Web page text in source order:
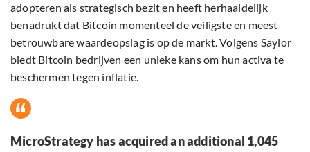
adopteren als strategisch bezit en heeft herhaaldelijk
benadrukt dat Bitcoin momenteel de veiligste en meest
betrouwbare waardeopslag is op de markt. Volgens Saylor
biedt Bitcoin bedrijven een unieke kans om hun activa te
beschermen tegen inflatie.
MicroStrategy has acquired an additional 1,045